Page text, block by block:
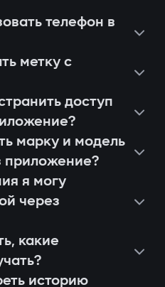
и попыток
истории поездок.
удочки»
метки с
которую
или заменить. Это
атаки» даже
ключа.
по метке
или запуске
метку
рядом —
а владелец
уведомление через
действия системы;
и
для членов семьи
о
обновлении
Update).
оптимальной
и качества
работы и
приложение Gazer
талона и
поддержки.
телефон в
метку с
доступ
марку и модель
приложение?
я могу
через
какие
историю